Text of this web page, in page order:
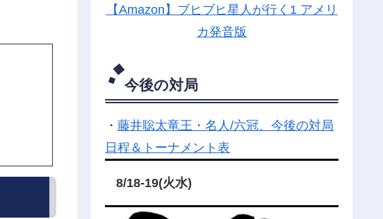
【Amazon】ブヒブヒ星人が行く1 アメリ
カ発音版
今後の対局
・ 藤井聡太竜王・名人/六冠、今後の対局
日程＆トーナメント表
8/18-19(火水)